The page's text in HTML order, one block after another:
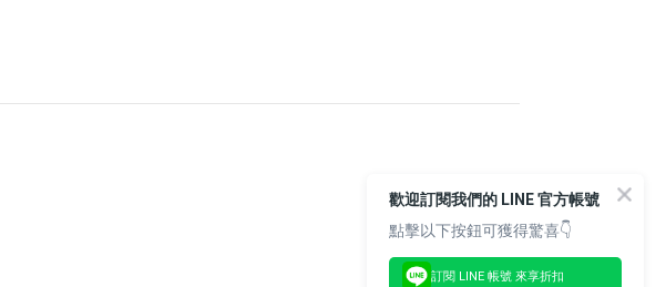
歡迎訂閱我們的 LINE 官方帳號
點擊以下按鈕可獲得驚喜👇
訂閱 LINE 帳號 來享折扣